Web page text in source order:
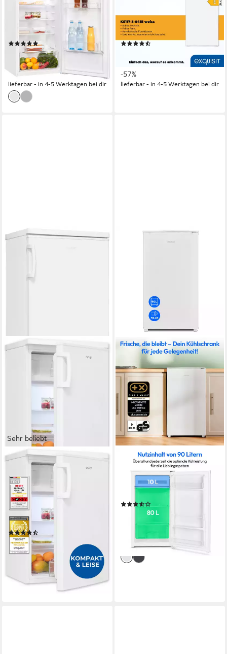
55 x 123,2 x 58 cm
B/H/T
Kapazität Kühlen
Kapazität Frieren
Produktdatenblatt
(27)
ab 329,00 € UVP
549,00 €
16,34 €mtl. in 24 Raten
-40%
lieferbar - in 4-5 Werktagen bei dir
70 l Kapazität Kühlen
11 l Kapazität Frieren
Produktdatenblatt
389,00 €
15,43 €mtl. in 12 Raten
-57%
lieferbar - in 4-5 Werktagen bei dir
Sehr beliebt
EXQUISIT
Kühlschrank KS16-4-HE-
040C weiss
55 x 85,5 x 57 cm
95 l Kapazität Kühlen
14 l Kapazität Frieren
Produktdatenblatt
259,00 € UVP
12,86 € mtl. in 24 Raten
lieferbar - in 4-5 Werktagen bei dir
MEDION®
Kühlschrank MD37690
48 x 85 x 44.5 cm
159,95 € UVP
14,61 €
mtl. in 12 Raten
lieferbar - in 4-5 Werktagen bei dir